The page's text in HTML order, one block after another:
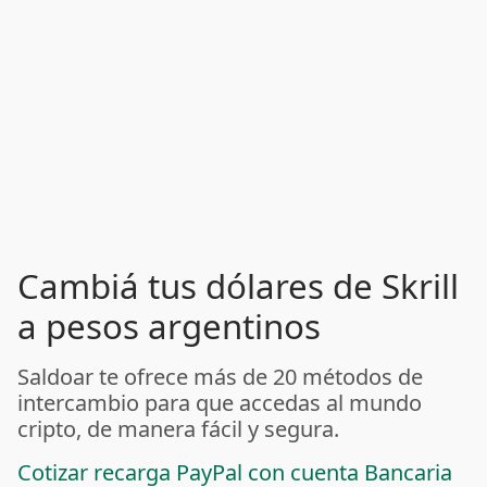
Cambiá tus dólares de Skrill
a pesos argentinos
Saldoar te ofrece más de 20 métodos de
intercambio para que accedas al mundo
cripto, de manera fácil y segura.
Cotizar recarga PayPal con cuenta Bancaria